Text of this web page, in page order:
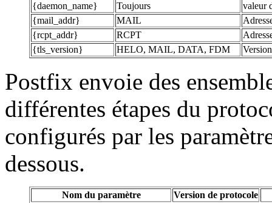
{daemon_name} Toujours
valeur
{mail_addr}
MAIL
{rcpt_addr}
RCPT
{tls_version}
HELO, MAIL, DATA, FDM
Postfix envoie des
différentes étapes du
configurés par les
dessous.
Nom du paramètre
Version de protocole